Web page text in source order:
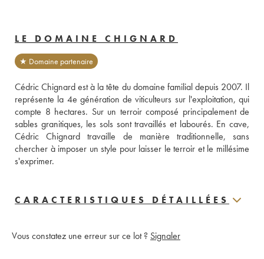
LE DOMAINE CHIGNARD
★ Domaine partenaire
Cédric Chignard est à la tête du domaine familial depuis 2007. Il
représente la 4e génération de viticulteurs sur l'exploitation, qui
compte 8 hectares. Sur un terroir composé principalement de
sables granitiques, les sols sont travaillés et labourés. En cave,
Cédric Chignard travaille de manière traditionnelle, sans
chercher à imposer un style pour laisser le terroir et le millésime
CARACTERISTIQUES DÉTAILLÉES
Vous constatez une erreur sur ce lot ? Signaler